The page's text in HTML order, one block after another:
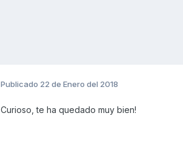
Publicado 22 de Enero del 2018
Curioso, te ha quedado muy bien!